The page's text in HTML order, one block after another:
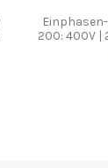
200: 400V |